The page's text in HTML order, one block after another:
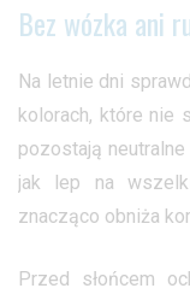
Bez wózka ani
Na letnie dni
kolorach, które nie
pozostają
jak lep na
znacząco obniża
Przed słońcem